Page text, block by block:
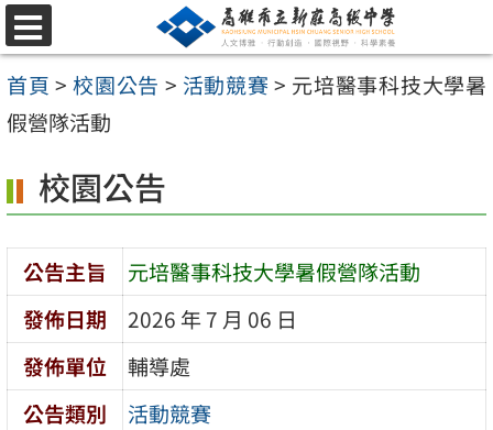
跳
至
主
要
容
區
選
單
首頁 > 校園公告 > 活動競賽 > 元培醫事科技大學暑
假營隊活動
校園公告
公告主旨
元培醫事科技大學暑假營隊活動
發佈日期
2026 年 7 月 06 日
發佈單位
輔導處
公告類別
活動競賽